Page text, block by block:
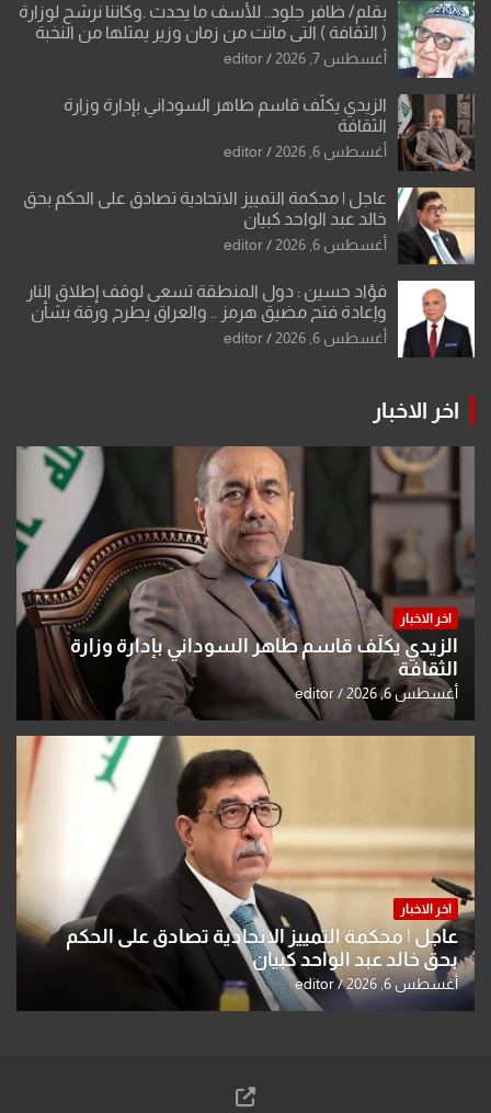
بقلم/ ظافر جلود.. للأسف ما يحدث .وكاننا نرشح لوزارة
( الثقافة ) التي ماتت من زمان وزير يمثلها من النخبة
والإرث العظيم للثقافة العراقية..
أغسطس 7, 2026 editor
الزيدي يكلّف قاسم طاهر السوداني بإدارة وزارة
الثقافة
أغسطس 6, 2026 editor
عاجل | محكمة التمييز الاتحادية تصادق على الحكم بحق
خالد عبد الواحد كبيان
أغسطس 6, 2026 editor
فؤاد حسين : دول المنطقة تسعى لوقف إطلاق النار
وإعادة فتح مضيق هرمز .. والعراق يطرح ورقة بشأن
تحولات القدس
أغسطس 6, 2026 editor
اخر الاخبار
اخر الاخبار
الزيدي يكلّف قاسم طاهر السوداني بإدارة وزارة
الثقافة
أغسطس 6, 2026 editor
اخر الاخبار
عاجل | محكمة التمييز الاتحادية تصادق على الحكم
بحق خالد عبد الواحد كبيان
أغسطس 6, 2026 editor